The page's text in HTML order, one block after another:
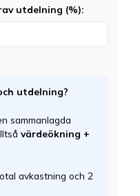
utdelning (%):
utdelning?
sammanlagda
värdeökning +
avkastning och 2